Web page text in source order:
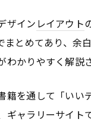
ザイン レイアウト
まとめてあり、余
わかりやすく解説
籍を通して「いい
ギャラリーサイト